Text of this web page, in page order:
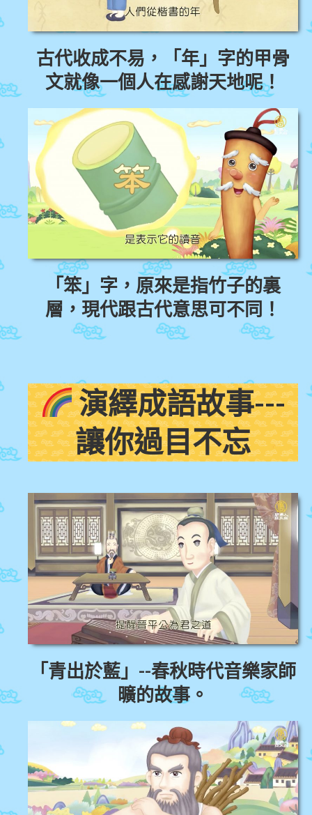
古代收成不易，「年」字的甲骨
文就像一個人在感謝天地呢！
「笨」字，原來是指竹子的裏
層，現代跟古代意思可不同！
演繹成語故事---
讓你過目不忘
「青出於藍」--春秋時代音樂家師
曠的故事。